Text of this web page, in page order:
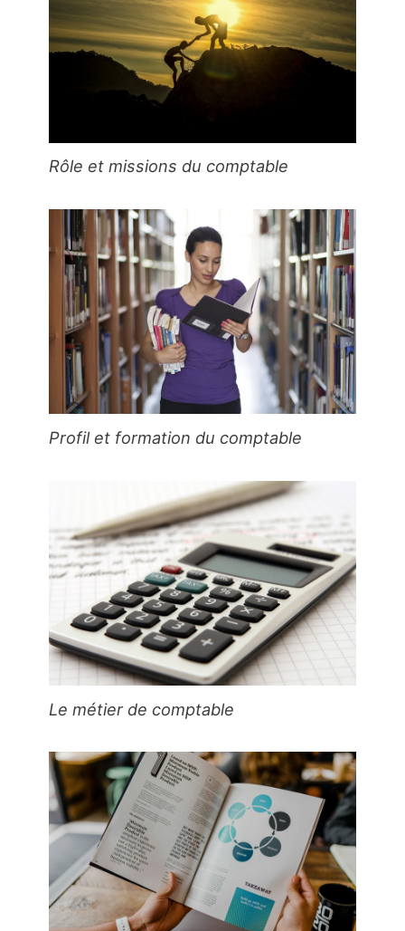
Rôle et missions du comptable
Profil et formation du comptable
Le métier de comptable